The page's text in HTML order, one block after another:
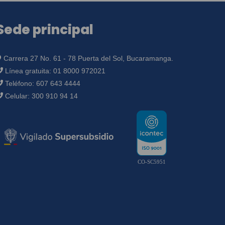
principal
Carrera 27 No. 61 - 78 Puerta del Sol, Bucaramanga.
Línea gratuita: 01 8000 972021
Teléfono: 607 643 4444
Celular: 300 910 94 14
CO-SC5951